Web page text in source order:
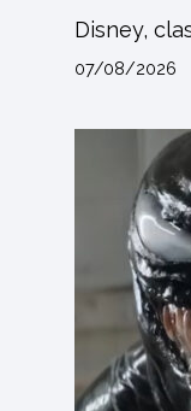
Disney,
07/08/2026